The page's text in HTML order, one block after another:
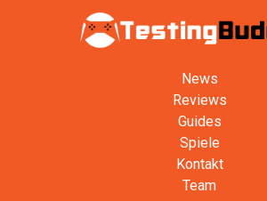
News
Reviews
Guides
Spiele
Kontakt
Team